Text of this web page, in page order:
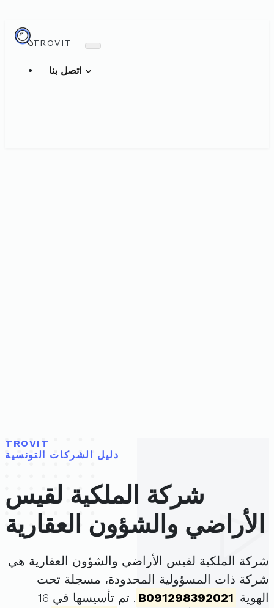
TROVIT
TROVIT
دليل الشركات التونسية
شركة الملكية لقيس
الأراضي والشؤون العقارية
شركة الملكية لقيس الأراضي والشؤون العقارية هي
شركة ذات المسؤولية المحدودة، مسجلة تحت
الهوية B091298392021
. تم تأسيسها في 16